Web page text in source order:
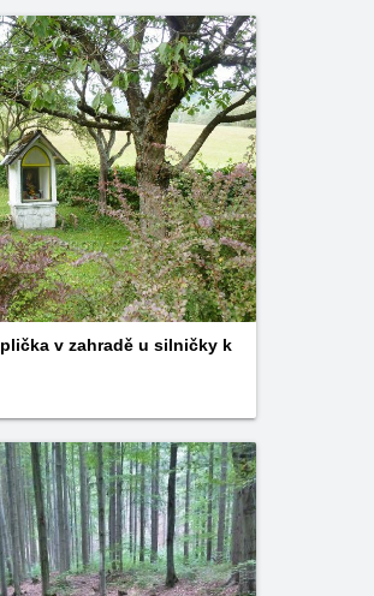
v zahradě u silničky k